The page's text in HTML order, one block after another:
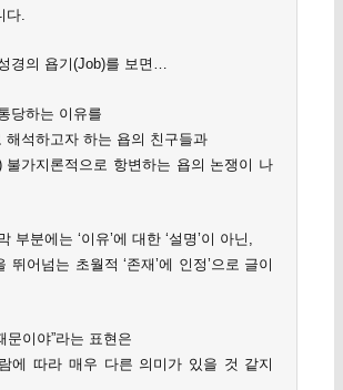
다.
경의 욥기(Job)를 보면…
당하는 이유를
해석하고자 하는 욥의 친구들과
불가지론적으로 항변하는 욥의 논쟁이 나
부분에는 ‘이유’에 대한 ‘설명’이 아닌,
뛰어넘는 초월적 ‘존재’에 인정’으로 글이
문이야”라는 표현은
에 따라 매우 다른 의미가 있을 것 같지